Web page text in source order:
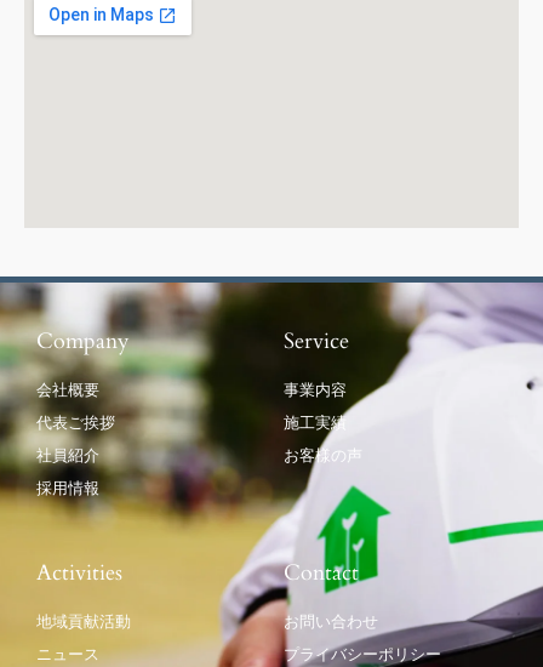
Company
会社概要
代表ご挨拶
社員紹介
採用情報
Service
事業内容
施工実績
お客様の声
Activities
地域貢献活動
ニュース
Contact
お問い合わせ
プライバシーポリシー